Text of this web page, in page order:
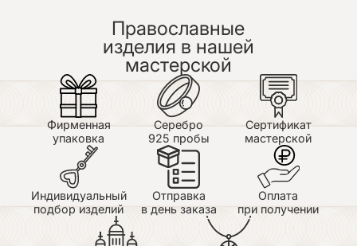
Православные
изделия в нашей
мастерской
Фирменная
упаковка
Серебро
925 пробы
Сертификат
мастерской
Индивидуальный
подбор изделий
Отправка
в день заказа
Оплата
при получении